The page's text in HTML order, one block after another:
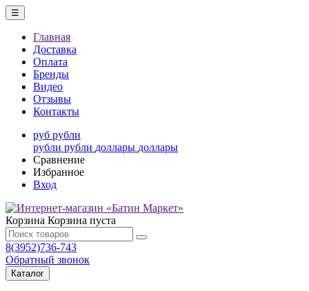
☰
Главная
Доставка
Оплата
Бренды
Видео
Отзывы
Контакты
руб рубли
рубли рубли доллары доллары
Сравнение
Избранное
Вход
Корзина Корзина пуста
8(3952)736-743
Обратный звонок
Каталог